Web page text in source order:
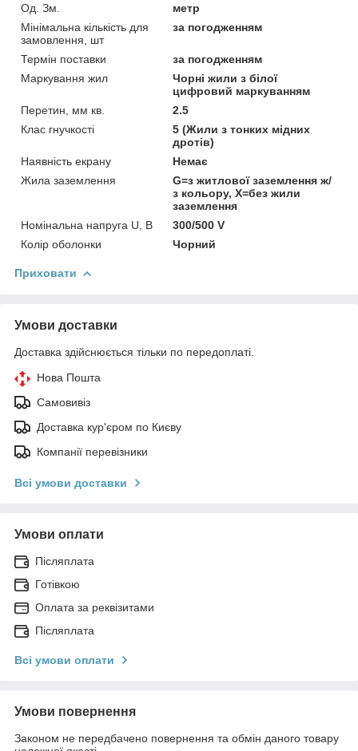
Од. Зм.
метр
Мінімальна кількість для
замовлення, шт
за погодженням
Термін поставки
за погодженням
Маркування жил
Чорні жили з білої
цифровий маркуванням
Перетин, мм кв.
2.5
Клас гнучкості
5 (Жили з тонких мідних
дротів)
Наявність екрану
Немає
Жила заземлення
G=з житлової заземлення ж/
з кольору, Х=без жили
заземлення
Номінальна напруга U, В
300/500 V
Колір оболонки
Чорний
Приховати
Умови доставки
Доставка здійснюється тільки по передоплаті.
Нова Пошта
Самовивіз
Доставка кур'єром по Києву
Компанії перевізники
Всі умови доставки
Умови оплати
Післяплата
Готівкою
Оплата за реквізитами
Післяплата
Всі умови оплати
Умови повернення
Законом не передбачено повернення та обмін даного товару